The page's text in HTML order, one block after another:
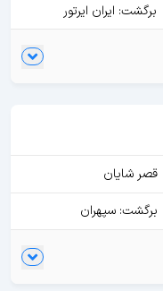
برگشت: ایران ایرتور
قصر شایان
برگشت: سپهران